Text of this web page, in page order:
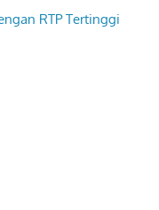
RTP Tertinggi